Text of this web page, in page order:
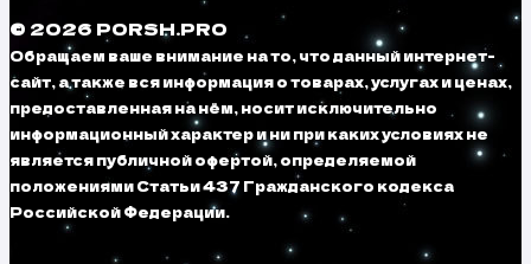
© 2026 PORSH.PRO
Обращаем ваше внимание на то, что данный интернет-
сайт, а также вся информация о товарах, услугах и ценах,
предоставленная на нём, носит исключительно
информационный характер и ни при каких условиях не
является публичной офертой, определяемой
положениями Статьи 437 Гражданского кодекса
Российской Федерации.